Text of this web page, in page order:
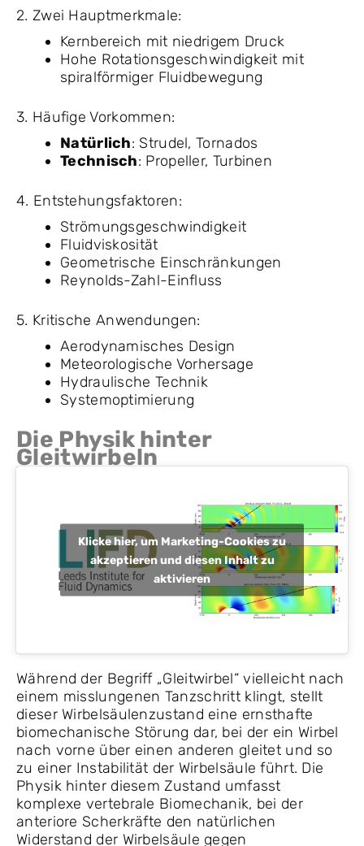
2. Zwei Hauptmerkmale:
Kernbereich mit niedrigem Druck
Hohe Rotationsgeschwindigkeit mit
spiralförmiger Fluidbewegung
3. Häufige Vorkommen:
Natürlich: Strudel, Tornados
Technisch: Propeller, Turbinen
4. Entstehungsfaktoren:
Strömungsgeschwindigkeit
Fluidviskosität
Geometrische Einschränkungen
Reynolds-Zahl-Einfluss
5. Kritische Anwendungen:
Aerodynamisches Design
Meteorologische Vorhersage
Hydraulische Technik
Systemoptimierung
Die Physik hinter
Gleitwirbeln
Klicke hier, um Marketing-Cookies zu
akzeptieren und diesen Inhalt zu
aktivieren
Während der Begriff „Gleitwirbel“ vielleicht nach
einem misslungenen Tanzschritt klingt, stellt
dieser Wirbelsäulenzustand eine ernsthafte
biomechanische Störung dar, bei der ein Wirbel
nach vorne über einen anderen gleitet und so
zu einer Instabilität der Wirbelsäule führt. Die
Physik hinter diesem Zustand umfasst
komplexe vertebrale Biomechanik, bei der
anteriore Scherkräfte den natürlichen
Widerstand der Wirbelsäule gegen